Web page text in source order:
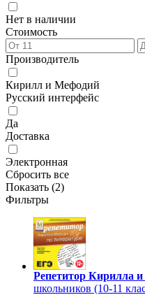
Нет в наличии
Стоимость
Производитель
Кирилл и Мефодий
Русский интерфейс
Да
Доставка
Электронная
Сбросить все
Показать (2)
Фильтры
Репетитор Кирилла
школьников (10-11